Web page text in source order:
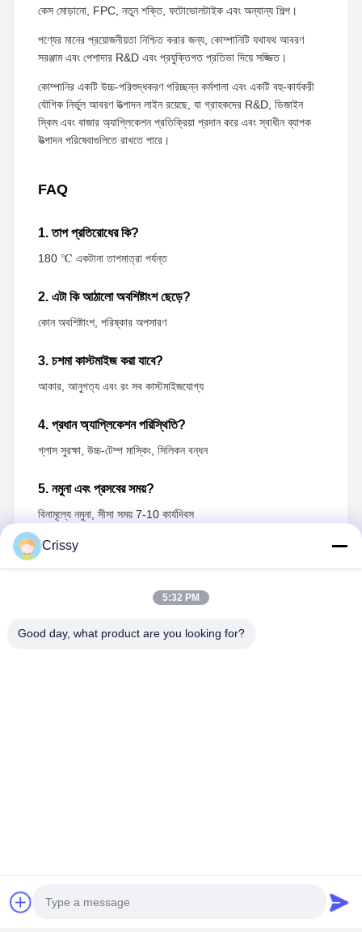
কেস মোড়ানো, FPC, নতুন শক্তি, ফটোভোলটাইক এবং অন্যান্য শিল্প।
পণ্যের মানের প্রয়োজনীয়তা নিশ্চিত করার জন্য, কোম্পানিটি যথাযথ আবরণ
সরঞ্জাম এবং পেশাদার R&D এবং প্রযুক্তিগত প্রতিভা দিয়ে সজ্জিত।
কোম্পানির একটি উচ্চ-পরিশুদ্ধকরণ পরিচ্ছন্ন কর্মশালা এবং একটি বহু-কার্যকরী
যৌগিক নির্ভুল আবরণ উত্পাদন লাইন রয়েছে, যা গ্রাহকদের R&D, ডিজাইন
স্কিম এবং বাজার অ্যাপ্লিকেশন প্রতিক্রিয়া প্রদান করে এবং স্বাধীন ব্যাপক
উত্পাদন পরিষেবাগুলিতে রাখতে পারে।
FAQ
1. তাপ প্রতিরোধের কি?
180 ℃ একটানা তাপমাত্রা পর্যন্ত
2. এটা কি আঠালো অবশিষ্টাংশ ছেড়ে?
কোন অবশিষ্টাংশ, পরিষ্কার অপসারণ
3. চশমা কাস্টমাইজ করা যাবে?
আকার, আনুগত্য এবং রং সব কাস্টমাইজযোগ্য
4. প্রধান অ্যাপ্লিকেশন পরিস্থিতি?
গ্লাস সুরক্ষা, উচ্চ-টেম্প মাস্কিং, সিলিকন বন্ধন
5. নমুনা এবং প্রসবের সময়?
বিনামূল্যে নমুনা, সীসা সময় 7-10 কার্যদিবস
Miss. Matilda
Crissy
5:32 PM
Good day, what product are you looking for?